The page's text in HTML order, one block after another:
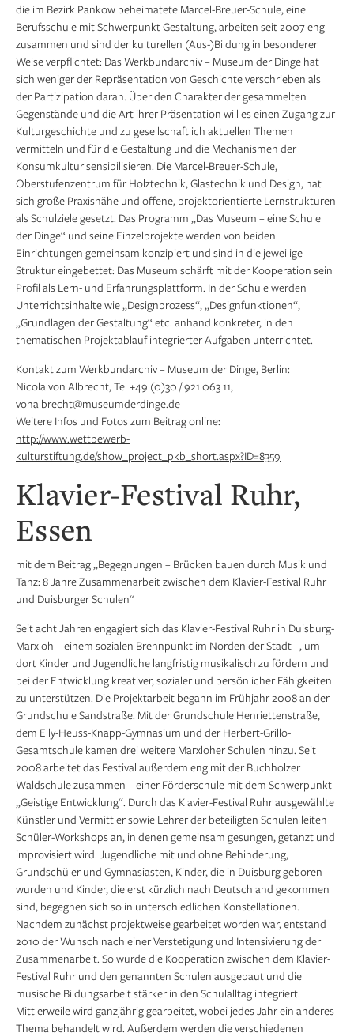
die im Bezirk Pankow beheimatete Marcel-Breuer-Schule, eine
Berufsschule mit Schwerpunkt Gestaltung, arbeiten seit 2007 eng
zusammen und sind der kulturellen (Aus-)Bildung in besonderer
Weise verpflichtet: Das Werkbundarchiv – Museum der Dinge hat
sich weniger der Repräsentation von Geschichte verschrieben als
der Partizipation daran. Über den Charakter der gesammelten
Gegenstände und die Art ihrer Präsentation will es einen Zugang zur
Kulturgeschichte und zu gesellschaftlich aktuellen Themen
vermitteln und für die Gestaltung und die Mechanismen der
Konsumkultur sensibilisieren. Die Marcel-Breuer-Schule,
Oberstufenzentrum für Holztechnik, Glastechnik und Design, hat
sich große Praxisnähe und offene, projektorientierte Lernstrukturen
als Schulziele gesetzt. Das Programm „Das Museum – eine Schule
der Dinge“ und seine Einzelprojekte werden von beiden
Einrichtungen gemeinsam konzipiert und sind in die jeweilige
Struktur eingebettet: Das Museum schärft mit der Kooperation sein
Profil als Lern- und Erfahrungsplattform. In der Schule werden
Unterrichtsinhalte wie „Designprozess“, „Designfunktionen“,
„Grundlagen der Gestaltung“ etc. anhand konkreter, in den
thematischen Projektablauf integrierter Aufgaben unterrichtet.
Kontakt zum Werkbundarchiv – Museum der Dinge, Berlin:
Nicola von Albrecht, Tel +49 (0)30 / 921 063 11,
vonalbrecht@museumderdinge.de
Weitere Infos und Fotos zum Beitrag online:
http://www.wettbewerb-
kulturstiftung.de/show_project_pkb_short.aspx?ID=8359
Klavier-Festival Ruhr,
Essen
mit dem Beitrag „Begegnungen – Brücken bauen durch Musik und
Tanz: 8 Jahre Zusammenarbeit zwischen dem Klavier-Festival Ruhr
und Duisburger Schulen“
Seit acht Jahren engagiert sich das Klavier-Festival Ruhr in Duisburg-
Marxloh – einem sozialen Brennpunkt im Norden der Stadt –, um
dort Kinder und Jugendliche langfristig musikalisch zu fördern und
bei der Entwicklung kreativer, sozialer und persönlicher Fähigkeiten
zu unterstützen. Die Projektarbeit begann im Frühjahr 2008 an der
Grundschule Sandstraße. Mit der Grundschule Henriettenstraße,
dem Elly-Heuss-Knapp-Gymnasium und der Herbert-Grillo-
Gesamtschule kamen drei weitere Marxloher Schulen hinzu. Seit
2008 arbeitet das Festival außerdem eng mit der Buchholzer
Waldschule zusammen – einer Förderschule mit dem Schwerpunkt
„Geistige Entwicklung“. Durch das Klavier-Festival Ruhr ausgewählte
Künstler und Vermittler sowie Lehrer der beteiligten Schulen leiten
Schüler-Workshops an, in denen gemeinsam gesungen, getanzt und
improvisiert wird. Jugendliche mit und ohne Behinderung,
Grundschüler und Gymnasiasten, Kinder, die in Duisburg geboren
wurden und Kinder, die erst kürzlich nach Deutschland gekommen
sind, begegnen sich so in unterschiedlichen Konstellationen.
Nachdem zunächst projektweise gearbeitet worden war, entstand
2010 der Wunsch nach einer Verstetigung und Intensivierung der
Zusammenarbeit. So wurde die Kooperation zwischen dem Klavier-
Festival Ruhr und den genannten Schulen ausgebaut und die
musische Bildungsarbeit stärker in den Schulalltag integriert.
Mittlerweile wird ganzjährig gearbeitet, wobei jedes Jahr ein anderes
Thema behandelt wird. Außerdem werden die verschiedenen